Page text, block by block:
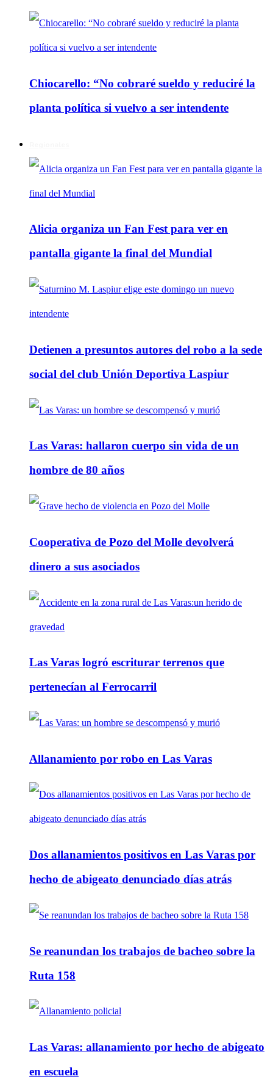
Chiocarello: “No cobraré sueldo y reduciré la
planta política si vuelvo a ser intendente
Alicia organiza un Fan Fest para ver en
pantalla gigante la final del Mundial
Detienen a presuntos autores del robo a la sede
social del club Unión Deportiva Laspiur
Las Varas: hallaron cuerpo sin vida de un
hombre de 80 años
Cooperativa de Pozo del Molle devolverá
dinero a sus asociados
Las Varas logró escriturar terrenos que
pertenecían al Ferrocarril
Allanamiento por robo en Las Varas
Dos allanamientos positivos en Las Varas por
hecho de abigeato denunciado días atrás
Se reanundan los trabajos de bacheo sobre la
Ruta 158
Las Varas: allanamiento por hecho de abigeato
en escuela